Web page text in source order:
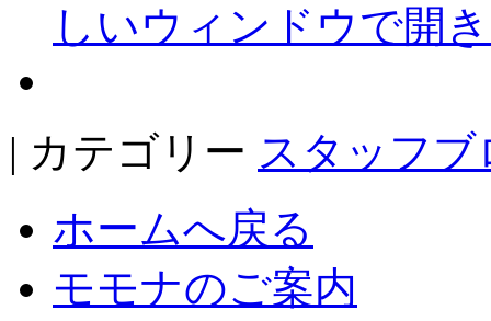
しいウィンドウで開
| カテゴリー スタッフブ
ホームへ戻る
モモナのご案内